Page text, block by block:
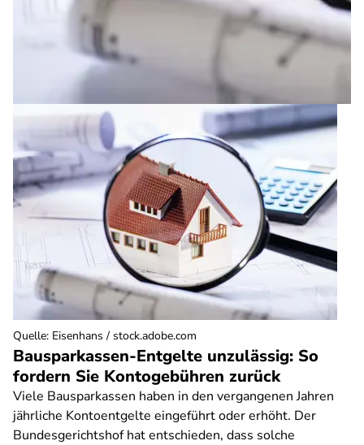
Bausparkassen-Entgelte unzulässig: So
fordern Sie Kontogebühren zurück
Viele Bausparkassen haben in den vergangenen Jahren
jährliche Kontoentgelte eingeführt oder erhöht. Der
Bundesgerichtshof hat entschieden, dass solche
Quelle: Eisenhans / stock.adobe.com